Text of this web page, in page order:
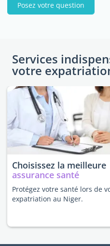
Posez votre question
Services
votre
Choisissez la meilleure
assurance santé
Protégez votre santé lors de
expatriation au Niger.